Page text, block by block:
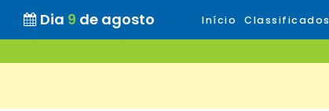
Dia 9 de agosto Início Classificados